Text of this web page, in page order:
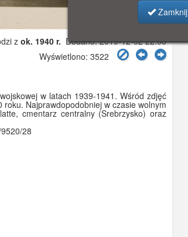
zok. 1940 r. Dodano: 2019-12-02 22:00
Wyświetlono: 3522
w latach 1939-1941. Wśród zdjęć
Najprawdopodobniej w czasie wolnym
cmentarz centralny (Srebrzysko) oraz
28
Zamknij